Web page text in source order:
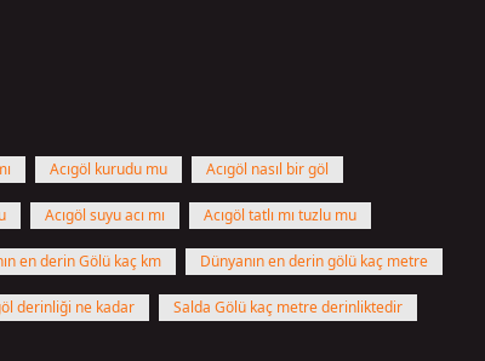
Acıgöl kurudu mu Acıgöl nasıl bir göl
Acıgöl suyu acı mı Acıgöl tatlı mı tuzlu mu
en derin Gölü kaç km Dünyanın en derin gölü kaç metre
derinliği ne kadar Salda Gölü kaç metre derinliktedir